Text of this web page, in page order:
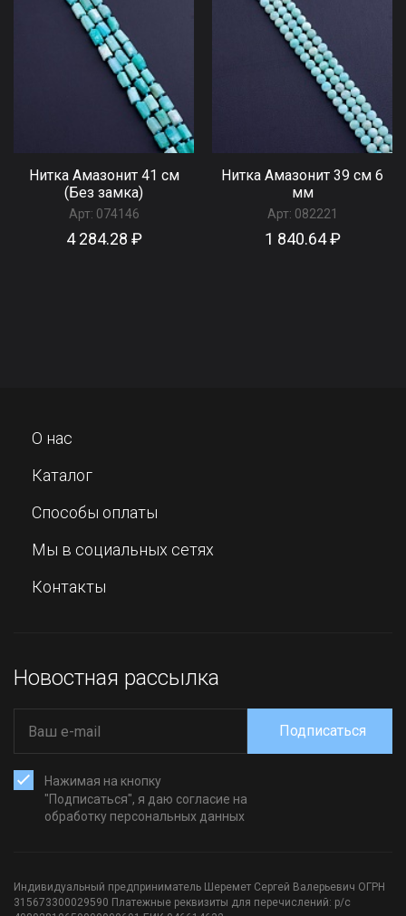
Нитка Амазонит 41 см
(Без замка)
Арт: 074146
4 284.28 ₽
Нитка Амазонит 39 см 6
мм
Арт: 082221
1 840.64 ₽
О нас
Каталог
Способы оплаты
Мы в социальных сетях
Контакты
Новостная рассылка
Нажимая на кнопку
"Подписаться", я даю согласие на
обработку персональных данных
Подписаться
Индивидуальный предприниматель Шеремет Сергей Валерьевич ОГРН
315673300029590 Платежные реквизиты для перечислений: р/с